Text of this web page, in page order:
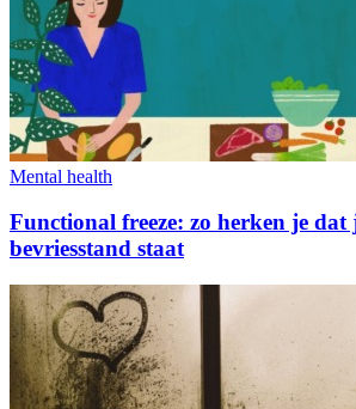
Mental health
Functional freeze: zo herken je dat
bevriesstand staat